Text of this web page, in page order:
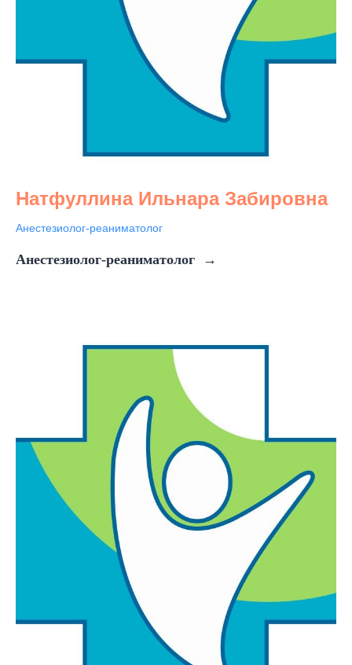
Натфуллина Ильнара Забировна
Анестезиолог-реаниматолог
Анестезиолог-реаниматолог